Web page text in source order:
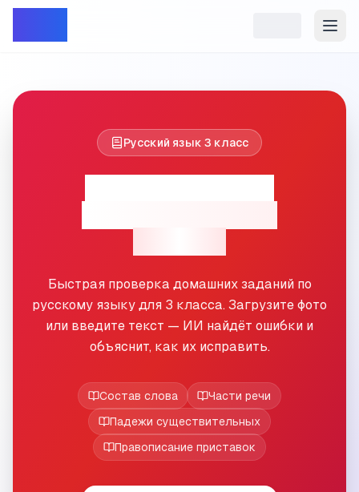
Русский язык 3 класс
Быстрая проверка домашних заданий по
русскому языку для 3 класса. Загрузите фото
или введите текст — ИИ найдёт ошибки и
объяснит, как их исправить.
Состав слова
Части речи
Падежи существительных
Правописание приставок